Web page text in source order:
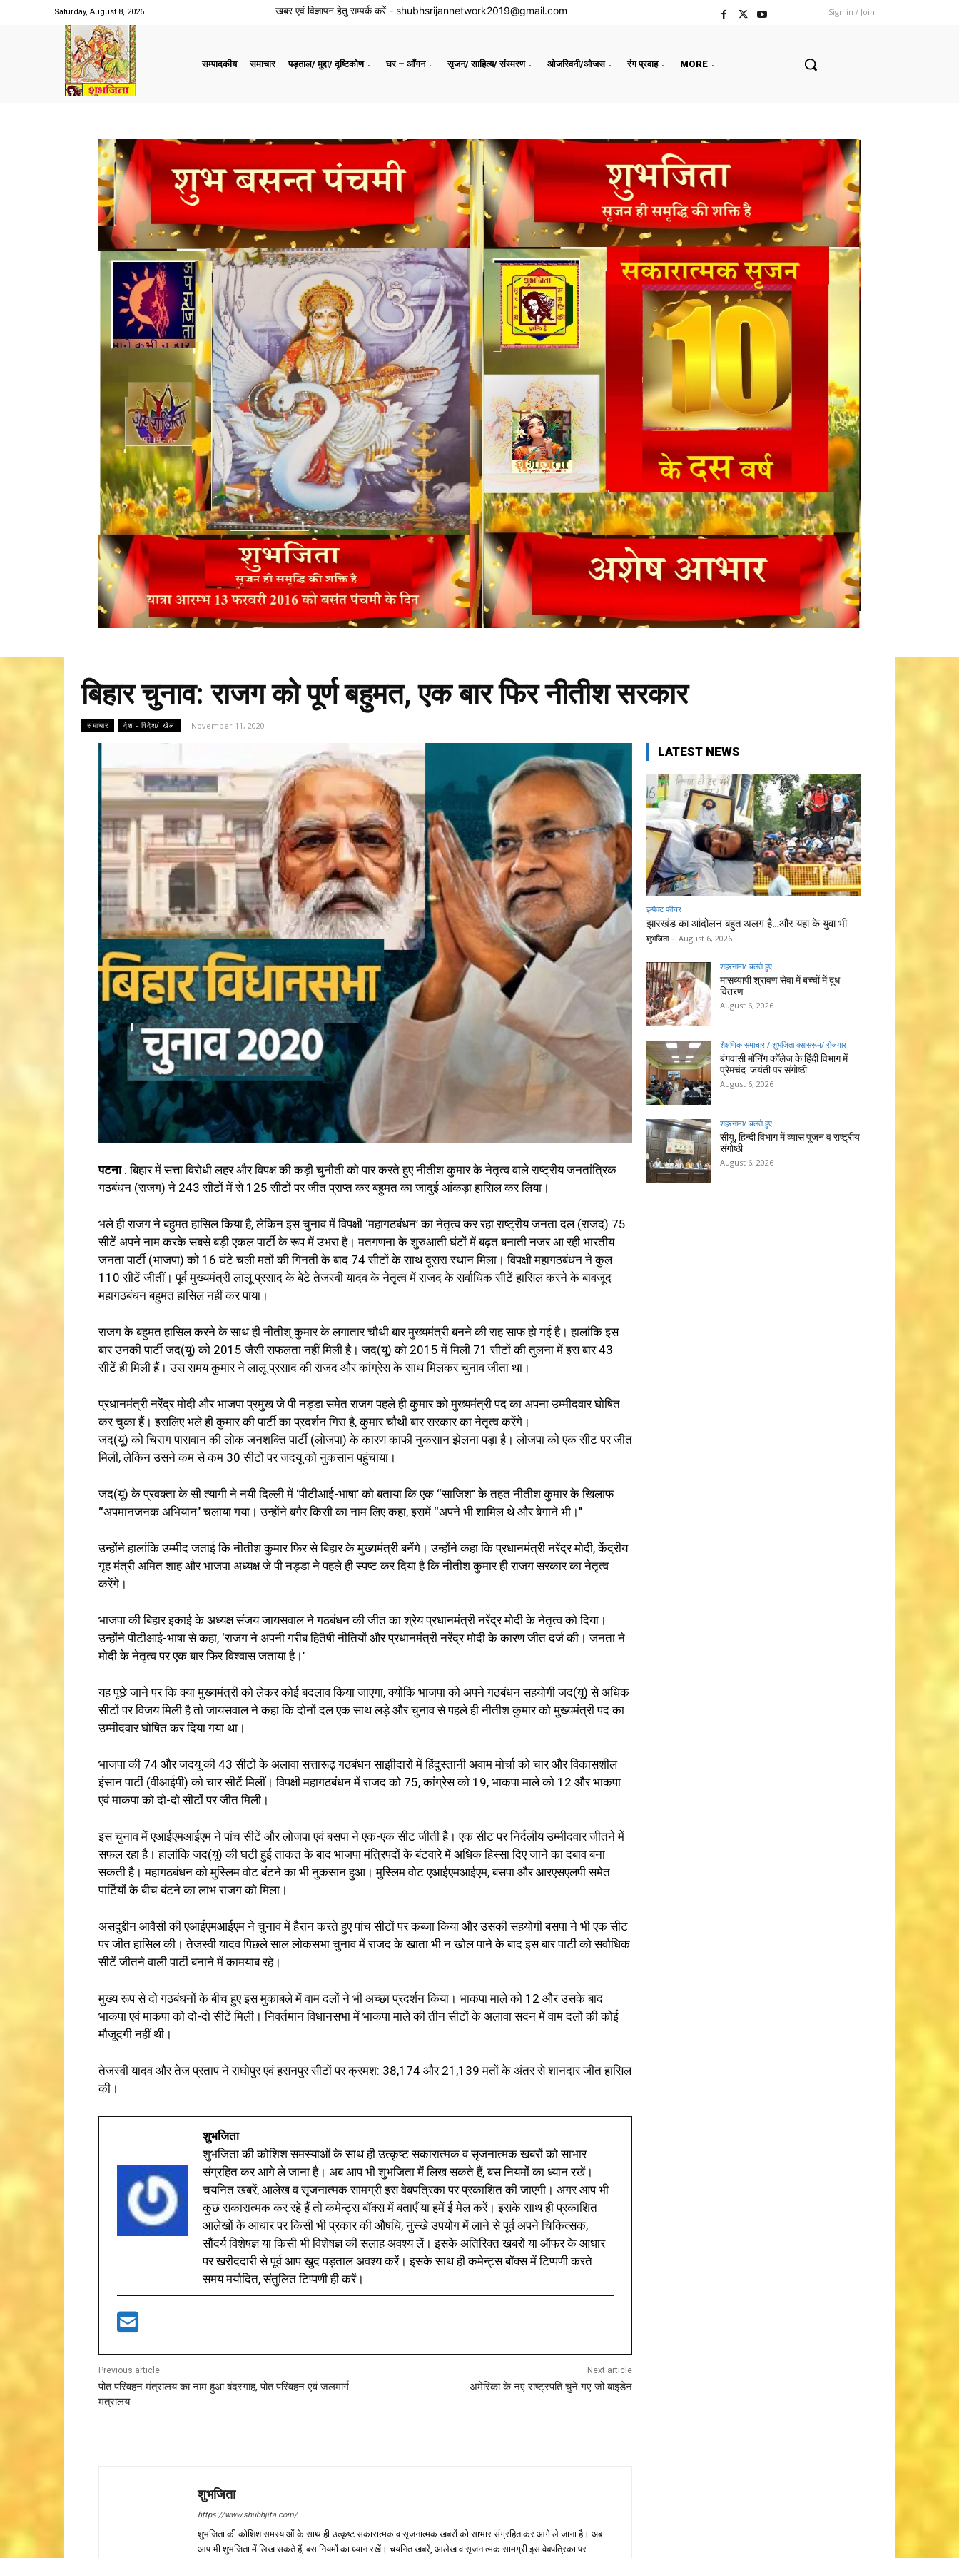
Saturday, August 8, 2026 खबर एवं विज्ञापन हेतु सम्पर्क करें - shubhsrijannetwork2019@gmail.com Sign in / Join
सम्पादकीय समाचार पड़ताल/ मुद्दा/ दृष्टिकोण घर – आँगन सृजन/ साहित्य/ संस्मरण ओजस्विनी/ओजस रंग प्रवाह MORE
बिहार चुनाव: राजग को पूर्ण बहुमत, एक बार फिर नीतीश सरकार
समाचार देश - विदेश/ खेल November 11, 2020
पटना: बिहार में सत्ता विरोधी लहर और विपक्ष की कड़ी चुनौती को पार करते हुए नीतीश कुमार के नेतृत्व वाले राष्ट्रीय जनतांत्रिक
गठबंधन (राजग) ने 243 सीटों में से 125 सीटों पर जीत प्राप्त कर बहुमत का जादुई आंकड़ा हासिल कर लिया।
भले ही राजग ने बहुमत हासिल किया है, लेकिन इस चुनाव में विपक्षी ‘महागठबंधन’ का नेतृत्व कर रहा राष्ट्रीय जनता दल (राजद) 75
सीटें अपने नाम करके सबसे बड़ी एकल पार्टी के रूप में उभरा है। मतगणना के शुरुआती घंटों में बढ़त बनाती नजर आ रही भारतीय
जनता पार्टी (भाजपा) को 16 घंटे चली मतों की गिनती के बाद 74 सीटों के साथ दूसरा स्थान मिला। विपक्षी महागठबंधन ने कुल
110 सीटें जीतीं। पूर्व मुख्यमंत्री लालू प्रसाद के बेटे तेजस्वी यादव के नेतृत्व में राजद के सर्वाधिक सीटें हासिल करने के बावजूद
महागठबंधन बहुमत हासिल नहीं कर पाया।
राजग के बहुमत हासिल करने के साथ ही नीतीश् कुमार के लगातार चौथी बार मुख्यमंत्री बनने की राह साफ हो गई है। हालांकि इस
बार उनकी पार्टी जद(यू) को 2015 जैसी सफलता नहीं मिली है। जद(यू) को 2015 में मिली 71 सीटों की तुलना में इस बार 43
सीटें ही मिली हैं। उस समय कुमार ने लालू प्रसाद की राजद और कांग्रेस के साथ मिलकर चुनाव जीता था।
प्रधानमंत्री नरेंद्र मोदी और भाजपा प्रमुख जे पी नड्डा समेत राजग पहले ही कुमार को मुख्यमंत्री पद का अपना उम्मीदवार घोषित
कर चुका हैं। इसलिए भले ही कुमार की पार्टी का प्रदर्शन गिरा है, कुमार चौथी बार सरकार का नेतृत्व करेंगे।
जद(यू) को चिराग पासवान की लोक जनशक्ति पार्टी (लोजपा) के कारण काफी नुकसान झेलना पड़ा है। लोजपा को एक सीट पर जीत
मिली, लेकिन उसने कम से कम 30 सीटों पर जदयू को नुकसान पहुंचाया।
जद(यू) के प्रवक्ता के सी त्यागी ने नयी दिल्ली में ‘पीटीआई-भाषा’ को बताया कि एक ‘‘साजिश’’ के तहत नीतीश कुमार के खिलाफ
‘‘अपमानजनक अभियान’’ चलाया गया। उन्होंने बगैर किसी का नाम लिए कहा, इसमें ‘‘अपने भी शामिल थे और बेगाने भी।’’
उन्होंने हालांकि उम्मीद जताई कि नीतीश कुमार फिर से बिहार के मुख्यमंत्री बनेंगे। उन्होंने कहा कि प्रधानमंत्री नरेंद्र मोदी, केंद्रीय
गृह मंत्री अमित शाह और भाजपा अध्यक्ष जे पी नड्डा ने पहले ही स्पष्ट कर दिया है कि नीतीश कुमार ही राजग सरकार का नेतृत्व
करेंगे।
भाजपा की बिहार इकाई के अध्यक्ष संजय जायसवाल ने गठबंधन की जीत का श्रेय प्रधानमंत्री नरेंद्र मोदी के नेतृत्व को दिया।
उन्होंने पीटीआई-भाषा से कहा, ‘राजग ने अपनी गरीब हितैषी नीतियों और प्रधानमंत्री नरेंद्र मोदी के कारण जीत दर्ज की। जनता ने
मोदी के नेतृत्व पर एक बार फिर विश्वास जताया है।’
यह पूछे जाने पर कि क्या मुख्यमंत्री को लेकर कोई बदलाव किया जाएगा, क्योंकि भाजपा को अपने गठबंधन सहयोगी जद(यू) से अधिक
सीटों पर विजय मिली है तो जायसवाल ने कहा कि दोनों दल एक साथ लड़े और चुनाव से पहले ही नीतीश कुमार को मुख्यमंत्री पद का
उम्मीदवार घोषित कर दिया गया था।
भाजपा की 74 और जदयू की 43 सीटों के अलावा सत्तारूढ़ गठबंधन साझीदारों में हिंदुस्तानी अवाम मोर्चा को चार और विकासशील
इंसान पार्टी (वीआईपी) को चार सीटें मिलीं। विपक्षी महागठबंधन में राजद को 75, कांग्रेस को 19, भाकपा माले को 12 और भाकपा
एवं माकपा को दो-दो सीटों पर जीत मिली।
इस चुनाव में एआईएमआईएम ने पांच सीटें और लोजपा एवं बसपा ने एक-एक सीट जीती है। एक सीट पर निर्दलीय उम्मीदवार जीतने में
सफल रहा है। हालांकि जद(यू) की घटी हुई ताकत के बाद भाजपा मंत्रिपदों के बंटवारे में अधिक हिस्सा दिए जाने का दबाव बना
सकती है। महागठबंधन को मुस्लिम वोट बंटने का भी नुकसान हुआ। मुस्लिम वोट एआईएमआईएम, बसपा और आरएसएलपी समेत
पार्टियों के बीच बंटने का लाभ राजग को मिला।
असदुद्दीन आवैसी की एआईएमआईएम ने चुनाव में हैरान करते हुए पांच सीटों पर कब्जा किया और उसकी सहयोगी बसपा ने भी एक सीट
पर जीत हासिल की। तेजस्वी यादव पिछले साल लोकसभा चुनाव में राजद के खाता भी न खोल पाने के बाद इस बार पार्टी को सर्वाधिक
सीटें जीतने वाली पार्टी बनाने में कामयाब रहे।
मुख्य रूप से दो गठबंधनों के बीच हुए इस मुकाबले में वाम दलों ने भी अच्छा प्रदर्शन किया। भाकपा माले को 12 और उसके बाद
भाकपा एवं माकपा को दो-दो सीटें मिली। निवर्तमान विधानसभा में भाकपा माले की तीन सीटों के अलावा सदन में वाम दलों की कोई
मौजूदगी नहीं थी।
तेजस्वी यादव और तेज प्रताप ने राघोपुर एवं हसनपुर सीटों पर क्रमश: 38,174 और 21,139 मतों के अंतर से शानदार जीत हासिल
की।
शुभजिता
शुभजिता की कोशिश समस्याओं के साथ ही उत्कृष्ट सकारात्मक व सृजनात्मक खबरों को साभार
संग्रहित कर आगे ले जाना है। अब आप भी शुभजिता में लिख सकते हैं, बस नियमों का ध्यान रखें।
चयनित खबरें, आलेख व सृजनात्मक सामग्री इस वेबपत्रिका पर प्रकाशित की जाएगी। अगर आप भी
कुछ सकारात्मक कर रहे हैं तो कमेन्ट्स बॉक्स में बताएँ या हमें ई मेल करें। इसके साथ ही प्रकाशित
आलेखों के आधार पर किसी भी प्रकार की औषधि, नुस्खे उपयोग में लाने से पूर्व अपने चिकित्सक,
सौंदर्य विशेषज्ञ या किसी भी विशेषज्ञ की सलाह अवश्य लें। इसके अतिरिक्त खबरों या ऑफर के आधार
पर खरीददारी से पूर्व आप खुद पड़ताल अवश्य करें। इसके साथ ही कमेन्ट्स बॉक्स में टिप्पणी करते
समय मर्यादित, संतुलित टिप्पणी ही करें।
Previous article
पोत परिवहन मंत्रालय का नाम हुआ बंदरगाह, पोत परिवहन एवं जलमार्ग
मंत्रालय
Next article
अमेरिका के नए राष्ट्रपति चुने गए जो बाइडेन
शुभजिता
https://www.shubhjita.com/
शुभजिता की कोशिश समस्याओं के साथ ही उत्कृष्ट सकारात्मक व सृजनात्मक खबरों को साभार संग्रहित कर आगे ले जाना है। अब
आप भी शुभजिता में लिख सकते हैं, बस नियमों का ध्यान रखें। चयनित खबरें, आलेख व सृजनात्मक सामग्री इस वेबपत्रिका पर
LATEST NEWS
इम्पैक्ट फीचर
झारखंड का आंदोलन बहुत अलग है…और यहां के युवा भी
शुभजिता - August 6, 2026
शहरनामा/ चलते हुए
मासव्यापी श्रावण सेवा में बच्चों में दूध
वितरण
August 6, 2026
शैक्षणिक समाचार / शुभजिता क्सासरूम/ रोजगार
बंगवासी मॉर्निंग कॉलेज के हिंदी विभाग में
प्रेमचंद जयंती पर संगोष्ठी
August 6, 2026
शहरनामा/ चलते हुए
सीयू, हिन्दी विभाग में व्यास पूजन व राष्ट्रीय
संगोष्ठी
August 6, 2026